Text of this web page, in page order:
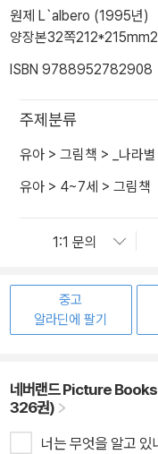
원제 L`albero (1995년)
양장본32쪽212*215mm
ISBN 9788952782908
주제분류
유아 > 그림책 > _나라
유아 > 4~7세 > 그림책
중고
알라딘에 팔기
네버랜드 Picture Books
326권)
너는 무엇을 알고 있